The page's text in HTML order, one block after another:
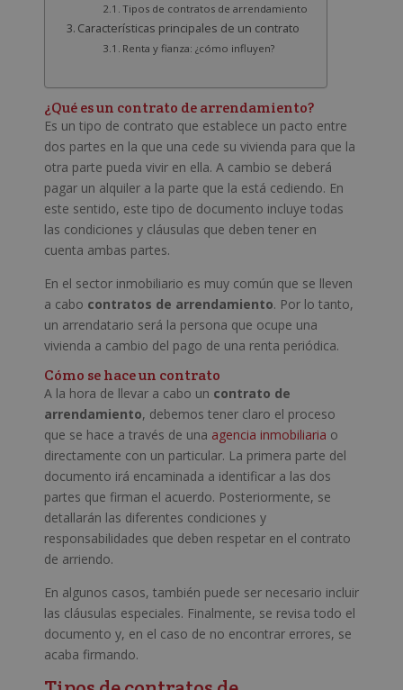
Tipos de contratos de arrendamiento
Características principales de un contrato
Renta y fianza: ¿cómo influyen?
¿Qué es un contrato de arrendamiento?
Es un tipo de contrato que establece un pacto entre
dos partes en la que una cede su vivienda para que la
otra parte pueda vivir en ella. A cambio se deberá
pagar un alquiler a la parte que la está cediendo. En
este sentido, este tipo de documento incluye todas
las condiciones y cláusulas que deben tener en
cuenta ambas partes.
En el sector inmobiliario es muy común que se lleven
a cabo contratos de arrendamiento. Por lo tanto,
un arrendatario será la persona que ocupe una
vivienda a cambio del pago de una renta periódica.
Cómo se hace un contrato
A la hora de llevar a cabo un contrato de
arrendamiento, debemos tener claro el proceso
que se hace a través de una agencia inmobiliaria o
directamente con un particular. La primera parte del
documento irá encaminada a identificar a las dos
partes que firman el acuerdo. Posteriormente, se
detallarán las diferentes condiciones y
responsabilidades que deben respetar en el contrato
de arriendo.
En algunos casos, también puede ser necesario incluir
las cláusulas especiales. Finalmente, se revisa todo el
documento y, en el caso de no encontrar errores, se
acaba firmando.